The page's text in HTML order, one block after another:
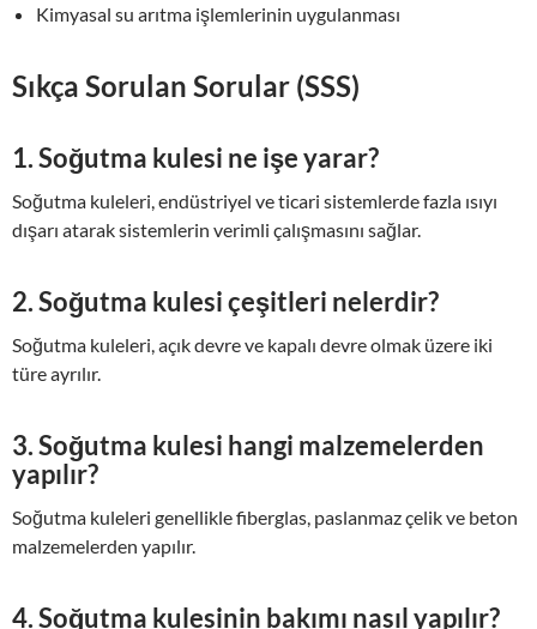
Kimyasal su arıtma işlemlerinin uygulanması
Sıkça Sorulan Sorular (SSS)
1. Soğutma kulesi ne işe yarar?
Soğutma kuleleri, endüstriyel ve ticari sistemlerde fazla ısıyı
dışarı atarak sistemlerin verimli çalışmasını sağlar.
2. Soğutma kulesi çeşitleri nelerdir?
Soğutma kuleleri, açık devre ve kapalı devre olmak üzere iki
türe ayrılır.
3. Soğutma kulesi hangi malzemelerden
yapılır?
Soğutma kuleleri genellikle fiberglas, paslanmaz çelik ve beton
malzemelerden yapılır.
4. Soğutma kulesinin bakımı nasıl yapılır?